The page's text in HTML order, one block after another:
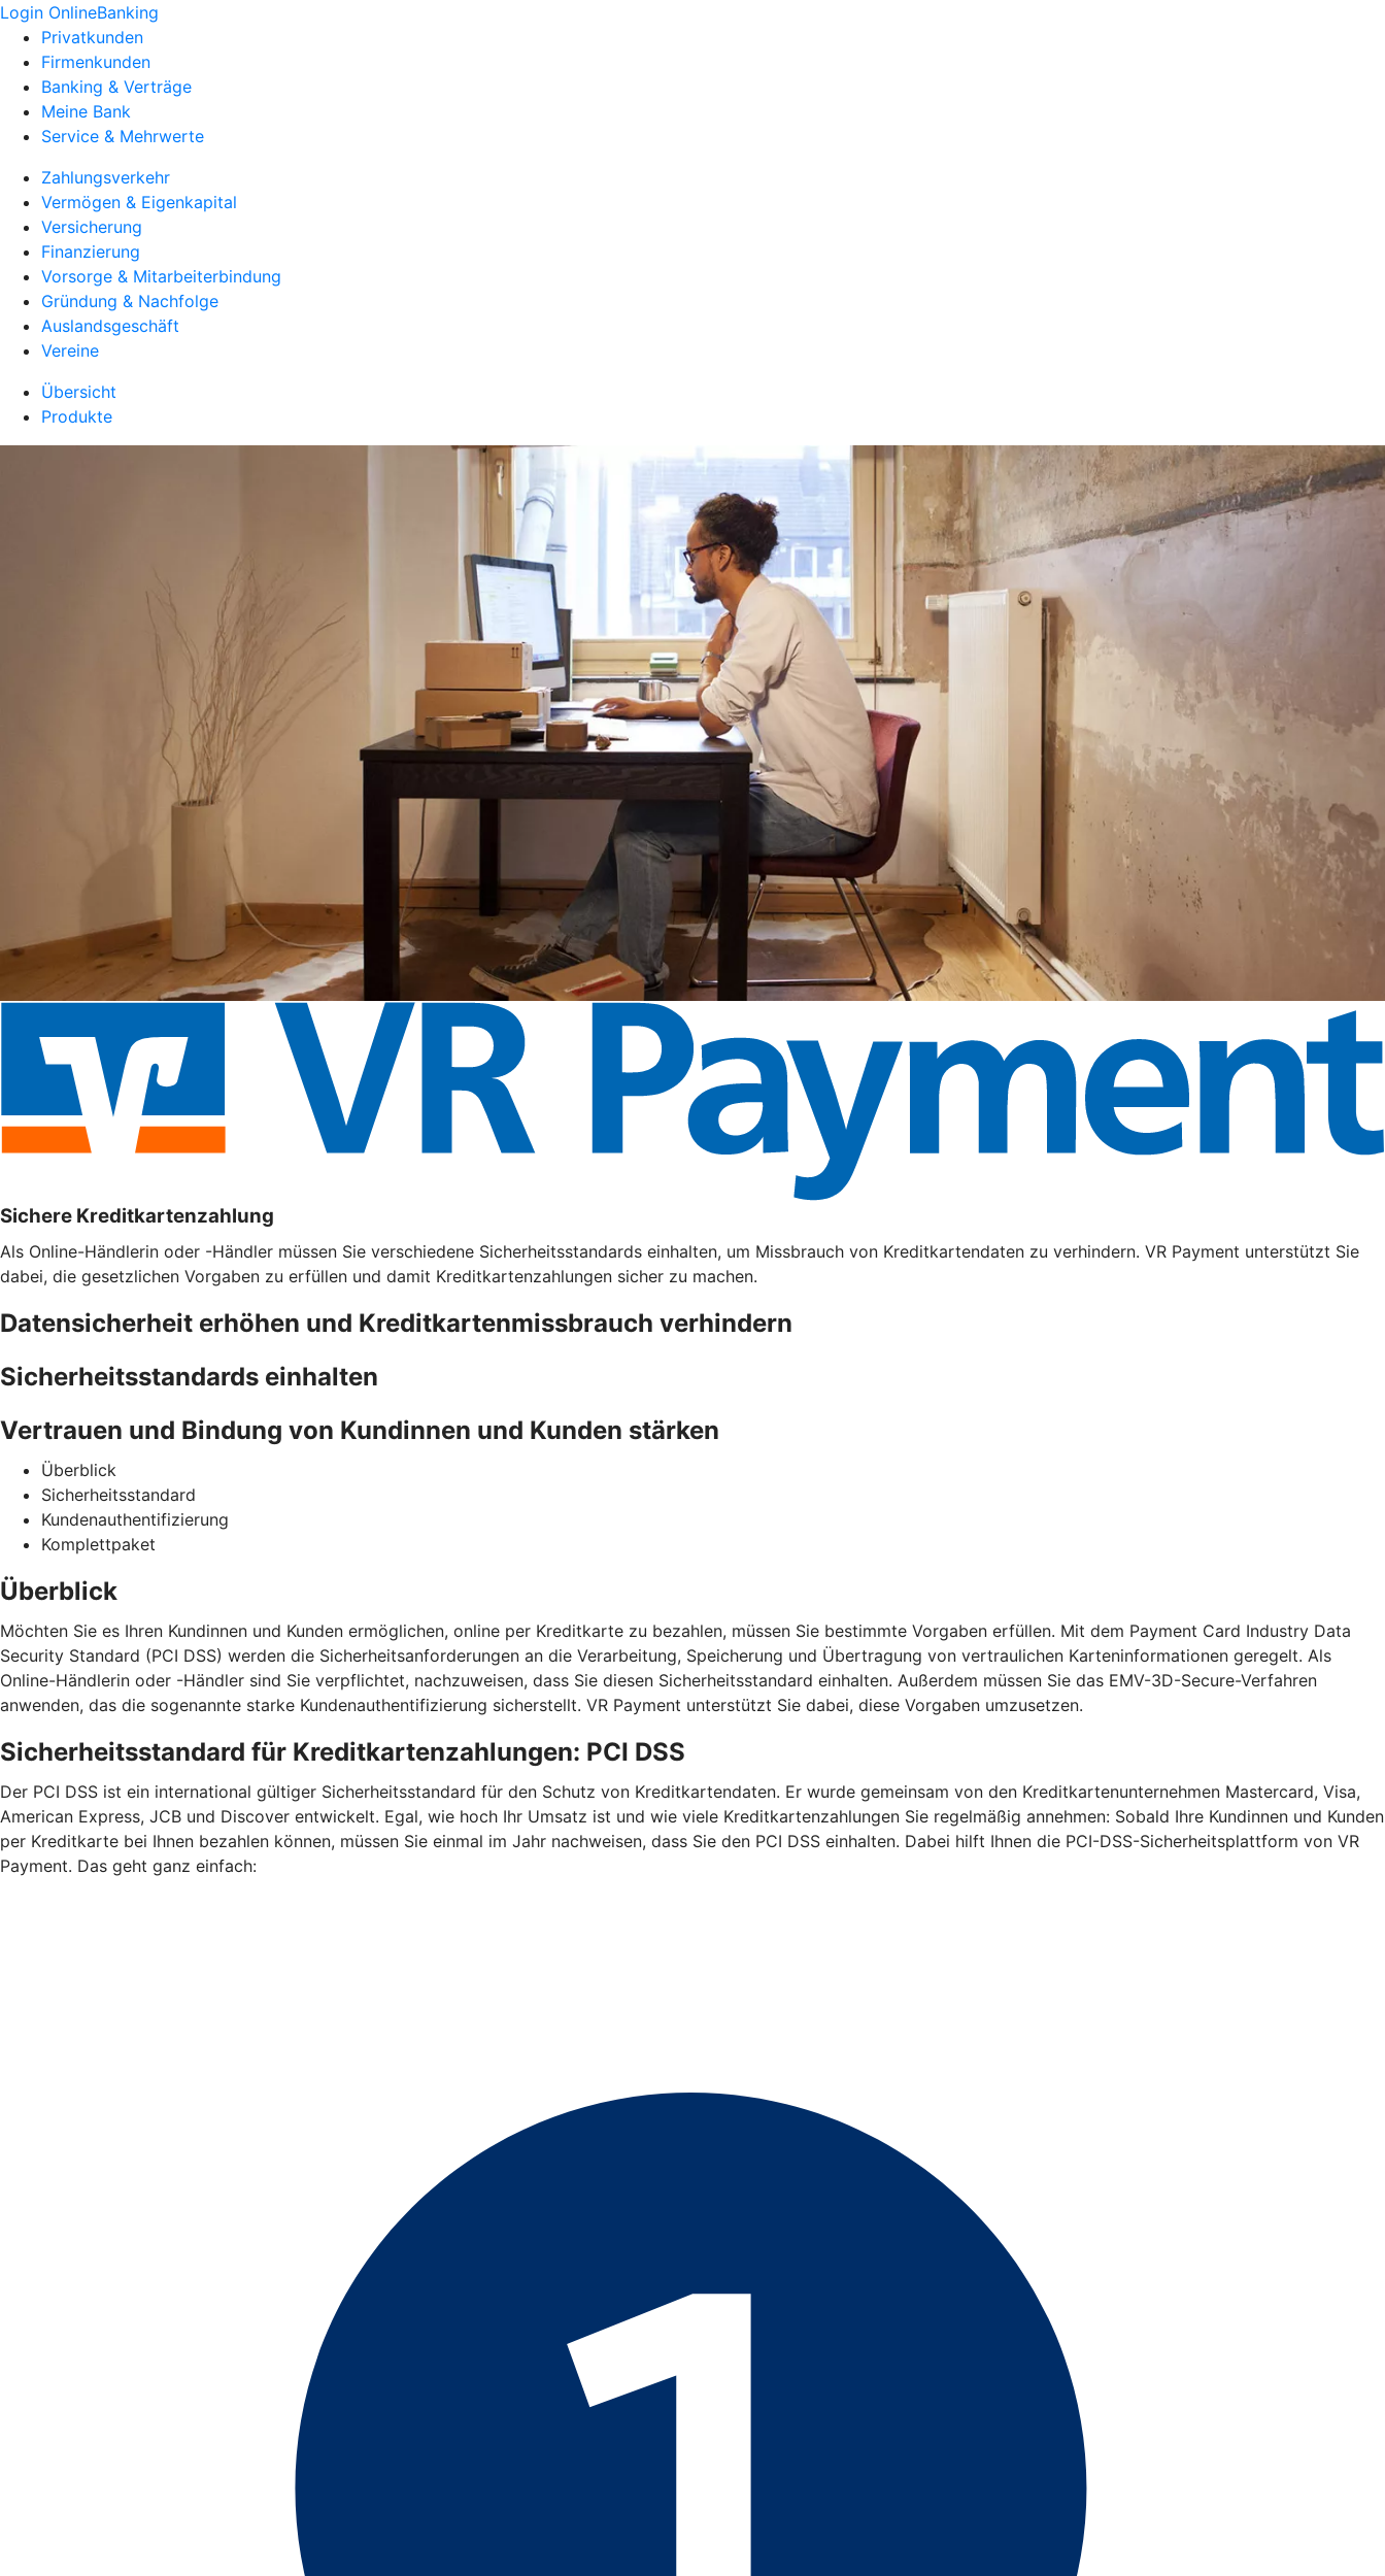
Login OnlineBanking
Privatkunden
Firmenkunden
Banking & Verträge
Meine Bank
Service & Mehrwerte
Zahlungsverkehr
Vermögen & Eigenkapital
Versicherung
Finanzierung
Vorsorge & Mitarbeiterbindung
Gründung & Nachfolge
Auslandsgeschäft
Vereine
Übersicht
Produkte
Sichere Kreditkartenzahlung
Als Online-Händlerin oder -Händler müssen Sie verschiedene Sicherheitsstandards einhalten, um Missbrauch von Kreditkartendaten zu verhindern. VR Payment unterstützt Sie
dabei, die gesetzlichen Vorgaben zu erfüllen und damit Kreditkartenzahlungen sicher zu machen.
Datensicherheit erhöhen und Kreditkartenmissbrauch verhindern
Sicherheitsstandards einhalten
Vertrauen und Bindung von Kundinnen und Kunden stärken
Überblick
Sicherheitsstandard
Kundenauthentifizierung
Komplettpaket
Überblick
Möchten Sie es Ihren Kundinnen und Kunden ermöglichen, online per Kreditkarte zu bezahlen, müssen Sie bestimmte Vorgaben erfüllen. Mit dem Payment Card Industry Data
Security Standard (PCI DSS) werden die Sicherheitsanforderungen an die Verarbeitung, Speicherung und Übertragung von vertraulichen Karteninformationen geregelt. Als
Online-Händlerin oder -Händler sind Sie verpflichtet, nachzuweisen, dass Sie diesen Sicherheitsstandard einhalten. Außerdem müssen Sie das EMV-3D-Secure-Verfahren
anwenden, das die sogenannte starke Kundenauthentifizierung sicherstellt. VR Payment unterstützt Sie dabei, diese Vorgaben umzusetzen.
Sicherheitsstandard für Kreditkartenzahlungen: PCI DSS
Der PCI DSS ist ein international gültiger Sicherheitsstandard für den Schutz von Kreditkartendaten. Er wurde gemeinsam von den Kreditkartenunternehmen Mastercard, Visa,
American Express, JCB und Discover entwickelt. Egal, wie hoch Ihr Umsatz ist und wie viele Kreditkartenzahlungen Sie regelmäßig annehmen: Sobald Ihre Kundinnen und Kunden
per Kreditkarte bei Ihnen bezahlen können, müssen Sie einmal im Jahr nachweisen, dass Sie den PCI DSS einhalten. Dabei hilft Ihnen die PCI-DSS-Sicherheitsplattform von VR
Payment. Das geht ganz einfach: